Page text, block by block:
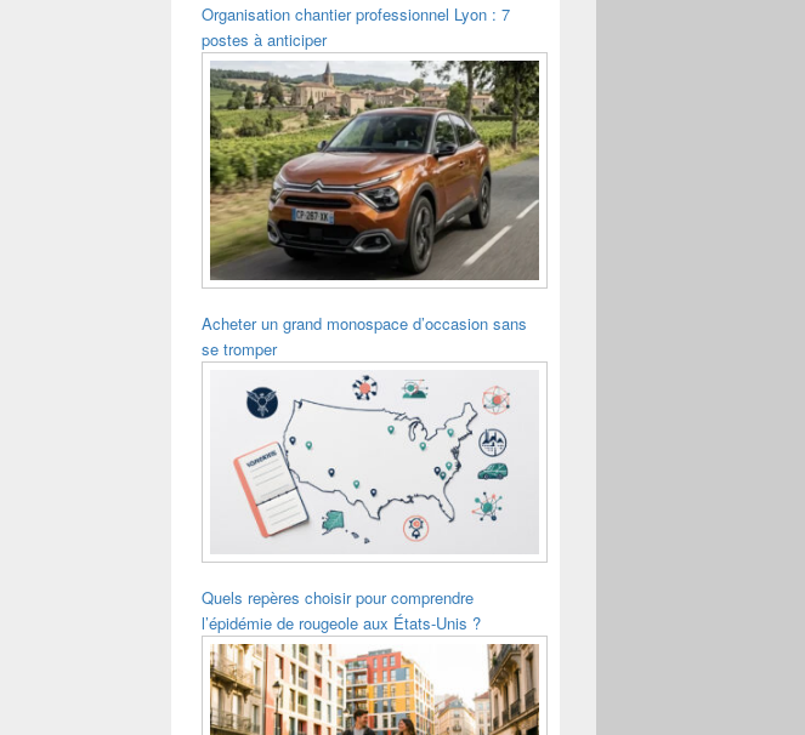
Organisation chantier professionnel Lyon : 7
postes à anticiper
Acheter un grand monospace d’occasion sans
se tromper
Quels repères choisir pour comprendre
l’épidémie de rougeole aux États-Unis ?